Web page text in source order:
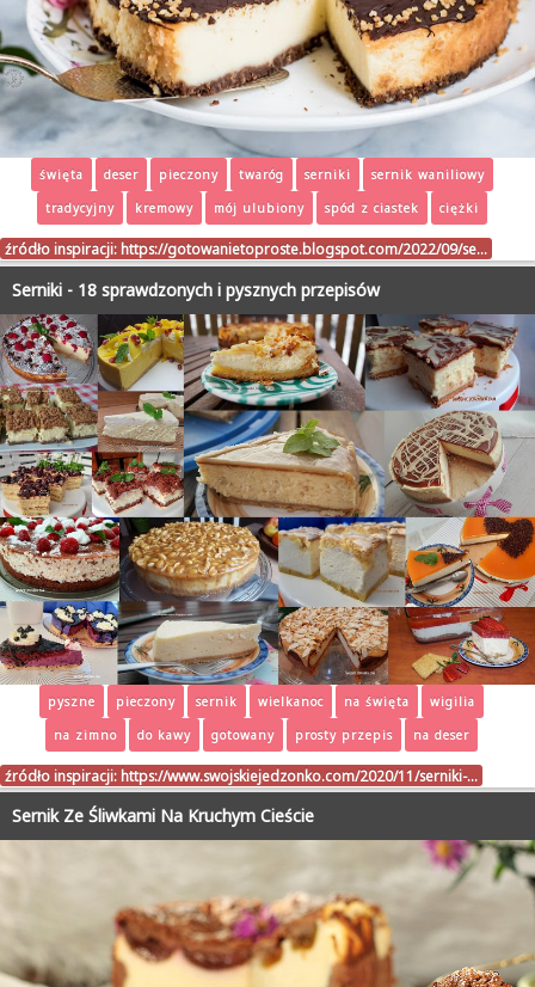
święta deser pieczony twaróg serniki
sernik waniliowy
tradycyjny
kremowy mój ulubiony spód z ciastek ciężki
źródło inspiracji: https://gotowanietoproste.blogspot.com/2022/09/se…
Serniki - 18 sprawdzonych i pysznych przepisów
pyszne pieczony sernik wielkanoc na święta
wigilia
na zimno
do kawy gotowany prosty przepis na deser
źródło inspiracji: https://www.swojskiejedzonko.com/2020/11/serniki-…
Sernik Ze Śliwkami Na Kruchym Cieście